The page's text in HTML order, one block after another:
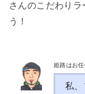
さんのこだわり
う！
姫路はお
私